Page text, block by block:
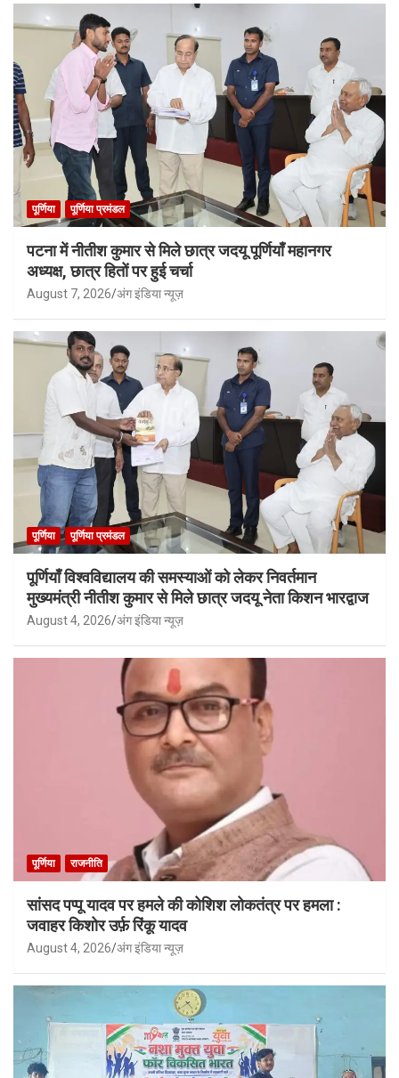
पूर्णिया पूर्णिया प्रमंडल
पटना में नीतीश कुमार से मिले छात्र जदयू पूर्णियाँ महानगर
अध्यक्ष, छात्र हितों पर हुई चर्चा
August 7, 2026 अंग इंडिया न्यूज़
पूर्णिया पूर्णिया प्रमंडल
पूर्णियाँ विश्वविद्यालय की समस्याओं को लेकर निवर्तमान
मुख्यमंत्री नीतीश कुमार से मिले छात्र जदयू नेता किशन भारद्वाज
August 4, 2026 अंग इंडिया न्यूज़
पूर्णिया राजनीति
सांसद पप्पू यादव पर हमले की कोशिश लोकतंत्र पर हमला :
जवाहर किशोर उर्फ़ रिंकू यादव
August 4, 2026 अंग इंडिया न्यूज़